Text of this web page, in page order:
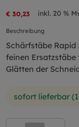
€ 30,23 inkl. 20 %
Beschreibung
Schärfstäbe Rapid
feinen
Glätten der
sofort lieferbar